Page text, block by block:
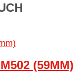
(59MM)